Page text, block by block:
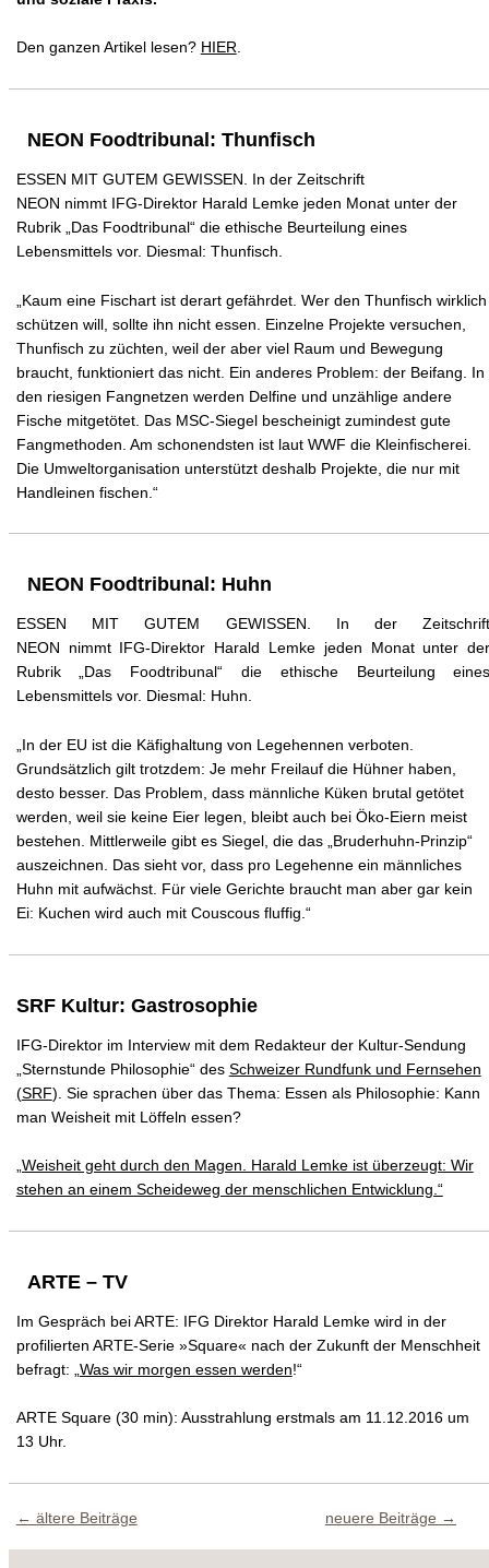
Den ganzen Artikel lesen? HIER.
NEON Foodtribunal: Thunfisch
ESSEN MIT GUTEM GEWISSEN. In der Zeitschrift
NEON nimmt IFG-Direktor Harald Lemke jeden Monat unter der
Rubrik „Das Foodtribunal“ die ethische Beurteilung eines
Lebensmittels vor. Diesmal: Thunfisch.
„Kaum eine Fischart ist derart gefährdet. Wer den Thunfisch wirklich
schützen will, sollte ihn nicht essen. Einzelne Projekte versuchen,
Thunfisch zu züchten, weil der aber viel Raum und Bewegung
braucht, funktioniert das nicht. Ein anderes Problem: der Beifang. In
den riesigen Fangnetzen werden Delfine und unzählige andere
Fische mitgetötet. Das MSC-Siegel bescheinigt zumindest gute
Fangmethoden. Am schonendsten ist laut WWF die Kleinfischerei.
Die Umweltorganisation unterstützt deshalb Projekte, die nur mit
Handleinen fischen.“
NEON Foodtribunal: Huhn
ESSEN MIT GUTEM GEWISSEN. In der
NEON nimmt IFG-Direktor Harald Lemke jeden Monat unter
Rubrik „Das Foodtribunal“ die ethische Beurteilung
Lebensmittels vor. Diesmal: Huhn.
„In der EU ist die Käfighaltung von Legehennen verboten.
Grundsätzlich gilt trotzdem: Je mehr Freilauf die Hühner haben,
desto besser. Das Problem, dass männliche Küken brutal getötet
werden, weil sie keine Eier legen, bleibt auch bei Öko-Eiern meist
bestehen. Mittlerweile gibt es Siegel, die das „Bruderhuhn-Prinzip“
auszeichnen. Das sieht vor, dass pro Legehenne ein männliches
Huhn mit aufwächst. Für viele Gerichte braucht man aber gar kein
Ei: Kuchen wird auch mit Couscous fluffig.“
SRF Kultur: Gastrosophie
IFG-Direktor im Interview mit dem Redakteur der Kultur-Sendung
„Sternstunde Philosophie“ des Schweizer Rundfunk und Fernsehen
(SRF). Sie sprachen über das Thema: Essen als Philosophie: Kann
man Weisheit mit Löffeln essen?
„Weisheit geht durch den Magen. Harald Lemke ist überzeugt: Wir
stehen an einem Scheideweg der menschlichen Entwicklung.“
ARTE – TV
Im Gespräch bei ARTE: IFG Direktor Harald Lemke wird in der
profilierten ARTE-Serie »Square« nach der Zukunft der Menschheit
befragt: „ Was wir morgen essen werden!“
ARTE Square (30 min): Ausstrahlung erstmals am 11.12.2016 um
13 Uhr.
← ältere Beiträge neuere Beiträge →